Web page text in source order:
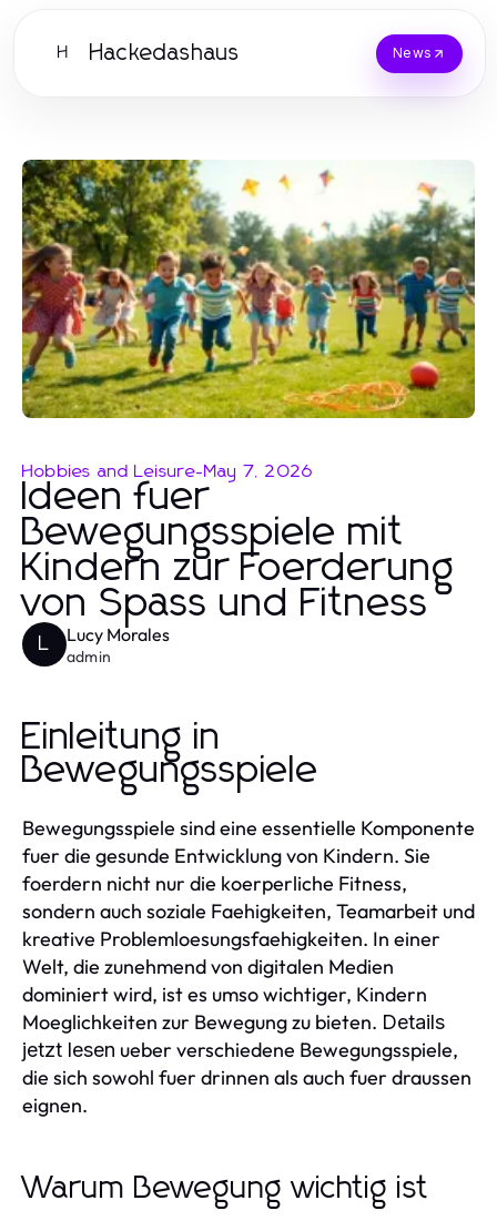
H Hackedashaus News
Hobbies and Leisure-May 7, 2026
Ideen fuer
Bewegungsspiele mit
Kindern zur Foerderung
von Spass und Fitness
L Lucy Morales
admin
Einleitung in
Bewegungsspiele
Bewegungsspiele sind eine essentielle Komponente
fuer die gesunde Entwicklung von Kindern. Sie
foerdern nicht nur die koerperliche Fitness,
sondern auch soziale Faehigkeiten, Teamarbeit und
kreative Problemloesungsfaehigkeiten. In einer
Welt, die zunehmend von digitalen Medien
dominiert wird, ist es umso wichtiger, Kindern
Moeglichkeiten zur Bewegung zu bieten. Details
jetzt lesen ueber verschiedene Bewegungsspiele,
die sich sowohl fuer drinnen als auch fuer draussen
eignen.
Warum Bewegung wichtig ist